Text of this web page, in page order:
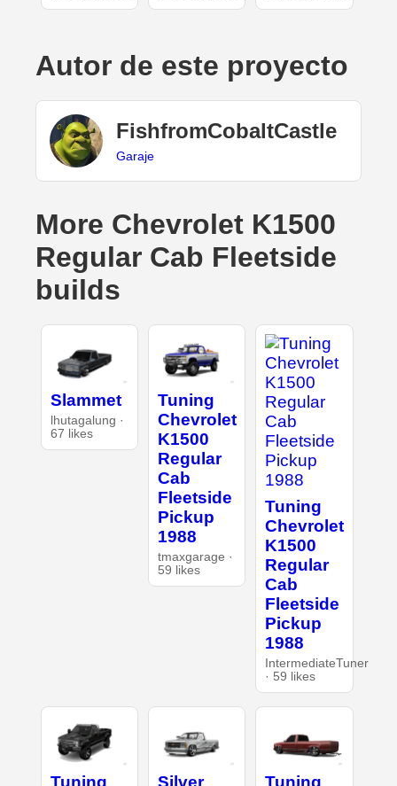
Autor de este proyecto
FishfromCobaltCastle
Garaje
More Chevrolet K1500
Regular Cab Fleetside
builds
Slammet
lhutagalung ·
67 likes
Tuning
Chevrolet
K1500
Regular
Cab
Fleetside
Pickup
1988
tmaxgarage ·
59 likes
Tuning
Chevrolet
K1500
Regular
Cab
Fleetside
Pickup
1988
IntermediateTuner
· 59 likes
Tuning
Silver
Tuning